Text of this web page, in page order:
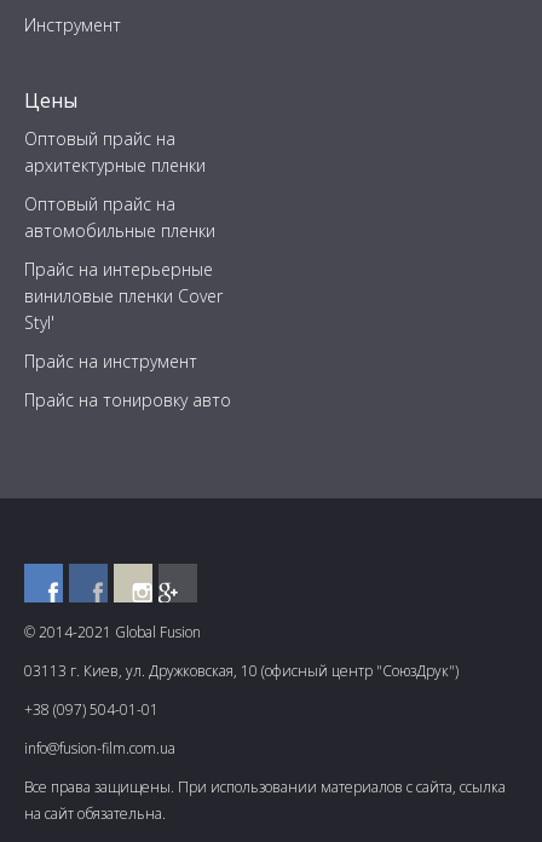
Инструмент
Цены
Оптовый прайс на
архитектурные пленки
Оптовый прайс на
автомобильные пленки
Прайс на интерьерные
виниловые пленки Cover
Styl'
Прайс на инструмент
Прайс на тонировку авто
© 2014-2021 Global Fusion
03113 г. Киев, ул. Дружковская, 10 (офисный центр "СоюзДрук")
+38 (097) 504-01-01
info@fusion-film.com.ua
Все права защищены. При использовании материалов с сайта, ссылка
на сайт обязательна.